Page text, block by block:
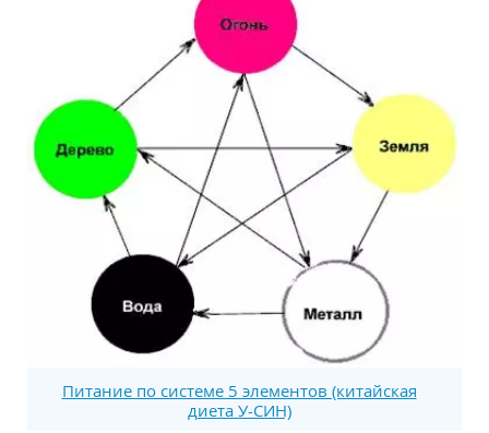
Питание по системе 5 элементов (китайская
диета У-СИН)